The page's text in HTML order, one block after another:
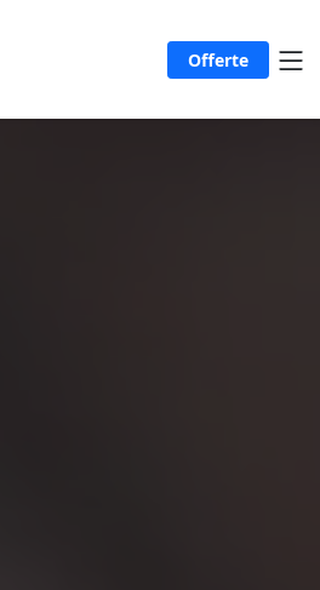
Offerte